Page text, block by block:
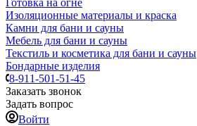
Готовка на огне
Изоляционные материалы и краска
Камни для бани и сауны
Мебель для бани и сауны
Текстиль и косметика для бани и сауны
Бондарные изделия
8-911-501-51-45
Заказать звонок
Задать вопрос
Войти